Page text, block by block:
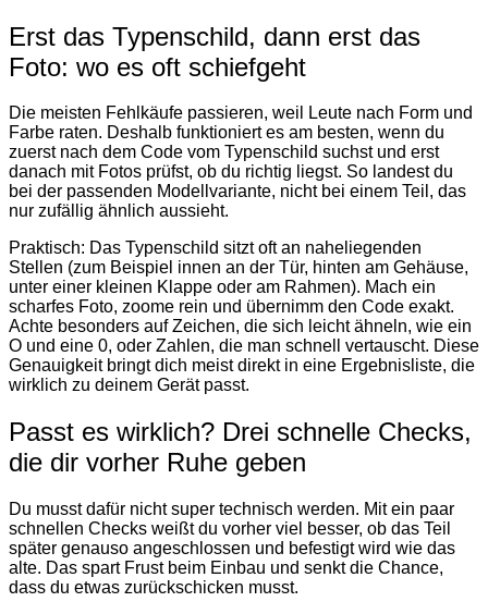
Erst das Typenschild, dann erst das
Foto: wo es oft schiefgeht
Die meisten Fehlkäufe passieren, weil Leute nach Form und
Farbe raten. Deshalb funktioniert es am besten, wenn du
zuerst nach dem Code vom Typenschild suchst und erst
danach mit Fotos prüfst, ob du richtig liegst. So landest du
bei der passenden Modellvariante, nicht bei einem Teil, das
nur zufällig ähnlich aussieht.
Praktisch: Das Typenschild sitzt oft an naheliegenden
Stellen (zum Beispiel innen an der Tür, hinten am Gehäuse,
unter einer kleinen Klappe oder am Rahmen). Mach ein
scharfes Foto, zoome rein und übernimm den Code exakt.
Achte besonders auf Zeichen, die sich leicht ähneln, wie ein
O und eine 0, oder Zahlen, die man schnell vertauscht. Diese
Genauigkeit bringt dich meist direkt in eine Ergebnisliste, die
wirklich zu deinem Gerät passt.
Passt es wirklich? Drei schnelle Checks,
die dir vorher Ruhe geben
Du musst dafür nicht super technisch werden. Mit ein paar
schnellen Checks weißt du vorher viel besser, ob das Teil
später genauso angeschlossen und befestigt wird wie das
alte. Das spart Frust beim Einbau und senkt die Chance,
dass du etwas zurückschicken musst.